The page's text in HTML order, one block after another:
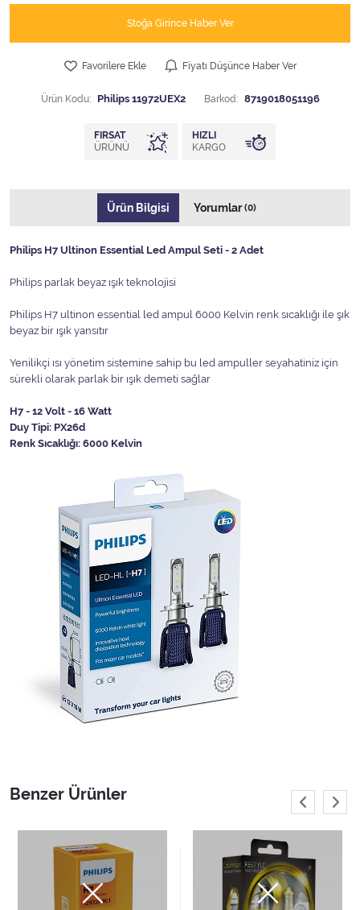
Stoğa Girince Haber Ver
Favorilere Ekle Fiyatı Düşünce Haber Ver
Ürün Kodu: Philips 11972UEX2 Barkod: 8719018051196
FIRSAT
ÜRÜNÜ
HIZLI
KARGO
Ürün Bilgisi Yorumlar(0)
Philips H7 Ultinon Essential Led Ampul Seti - 2 Adet
Philips parlak beyaz ışık teknolojisi
Philips H7 ultinon essential led ampul 6000 Kelvin renk sıcaklığı ile şık
beyaz bir ışık yansıtır
Yenilikçi ısı yönetim sistemine sahip bu led ampuller seyahatiniz için
sürekli olarak parlak bir ışık demeti sağlar
H7 - 12 Volt - 16 Watt
Duy Tipi: PX26d
Renk Sıcaklığı: 6000 Kelvin
Benzer Ürünler